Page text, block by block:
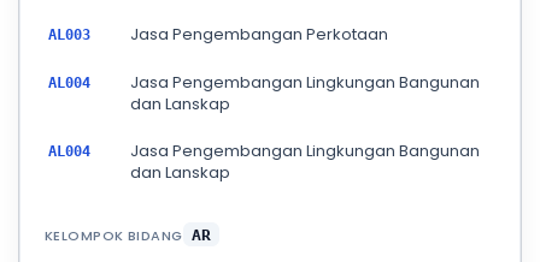
AL003 Jasa Pengembangan Perkotaan
AL004
Jasa Pengembangan Lingkungan Bangunan
dan Lanskap
AL004
Jasa Pengembangan Lingkungan Bangunan
dan Lanskap
KELOMPOK BIDANG AR